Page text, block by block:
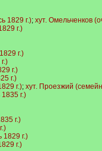
1829 г.); хут. Омельченков
г.)
г.)
г.)
г.)
г.); хут. Проезжий
г.)
г.)
1829 г.)
г.)